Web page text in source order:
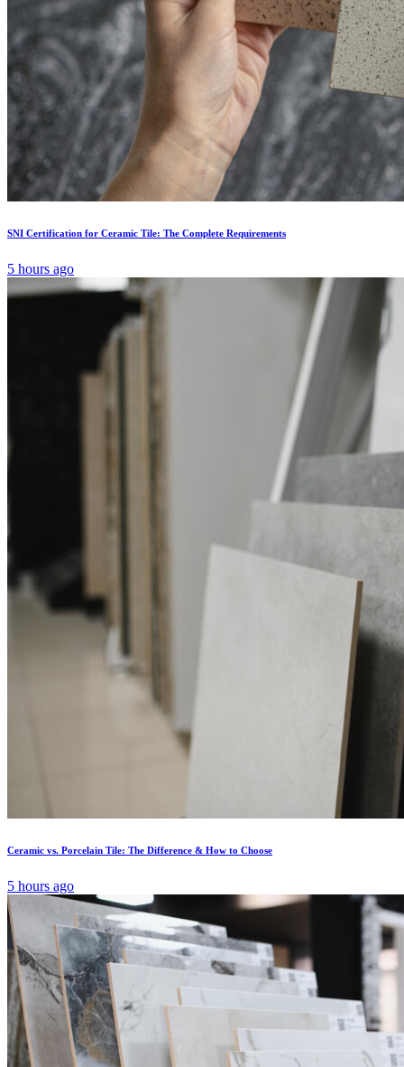
SNI Certification for Ceramic Tile: The Complete Requirements
5 hours ago
Ceramic vs. Porcelain Tile: The Difference & How to Choose
5 hours ago